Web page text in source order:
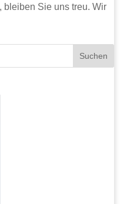
bleiben Sie uns treu. Wir